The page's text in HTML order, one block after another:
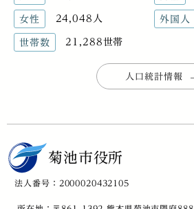
女性 24,048人 外国人
世帯数 21,288世帯
人口統計情報
菊池市役所
法人番号：2000020432105